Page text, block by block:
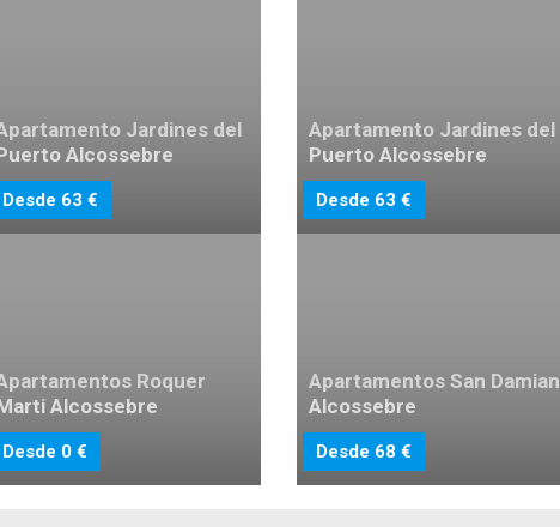
Desde 63 €
Jardines del
Alcossebre
Desde 63 €
Apartamento Jardines del
Puerto Alcossebre
Desde 0 €
Roquer
Alcossebre
Desde 68 €
Apartamentos San Damian
Alcossebre